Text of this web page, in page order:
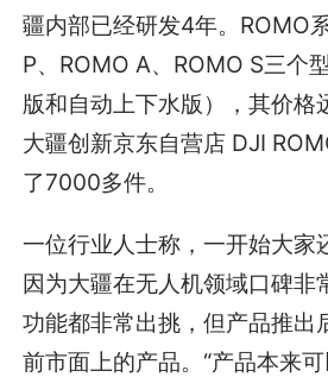
疆内部已经研发4年。ROMO
P、ROMO A、ROMO S三个
版和自动上下水版），其价格
大疆创新京东自营店 DJI
了7000多件。
一位行业人士称，一开始大家
因为大疆在无人机领域口碑非
功能都非常出挑，但产品推出
前市面上的产品。“产品本来